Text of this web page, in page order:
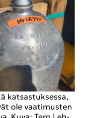
kat­sas­tuk­ses­sa,
ole vaa­ti­mus­ten